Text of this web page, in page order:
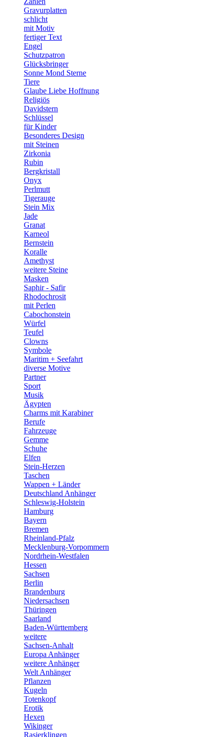
Gravurplatten
schlicht
mit Motiv
fertiger Text
Engel
Schutzpatron
Glücksbringer
Sonne Mond Sterne
Tiere
Glaube Liebe Hoffnung
Religiös
Davidstern
Schlüssel
für Kinder
Besonderes Design
mit Steinen
Zirkonia
Rubin
Bergkristall
Onyx
Perlmutt
Tigerauge
Stein Mix
Jade
Granat
Karneol
Bernstein
Koralle
Amethyst
weitere Steine
Masken
Saphir - Safir
Rhodochrosit
mit Perlen
Cabochonstein
Würfel
Teufel
Clowns
Symbole
Maritim + Seefahrt
diverse Motive
Partner
Sport
Musik
Ägypten
Charms mit Karabiner
Berufe
Fahrzeuge
Gemme
Schuhe
Elfen
Stein-Herzen
Taschen
Wappen + Länder
Deutschland Anhänger
Schleswig-Holstein
Hamburg
Bayern
Bremen
Rheinland-Pfalz
Mecklenburg-Vorpommern
Nordrhein-Westfalen
Hessen
Sachsen
Berlin
Brandenburg
Niedersachsen
Thüringen
Saarland
Baden-Württemberg
weitere
Sachsen-Anhalt
Europa Anhänger
weitere Anhänger
Welt Anhänger
Pflanzen
Kugeln
Totenkopf
Erotik
Hexen
Wikinger
Rasierklingen